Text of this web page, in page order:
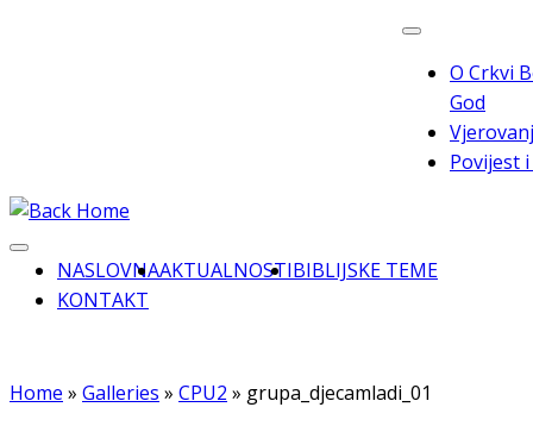
O Crkvi
God
Povijest
NASLOVNAAKTUALNOSTIBIBLIJSKE TEME
KONTAKT
Home » Galleries » CPU2 » grupa_djecamladi_01